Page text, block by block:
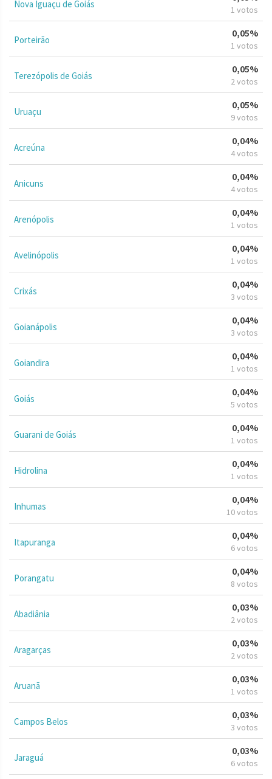
Nova Iguaçu de Goiás 1 votos
Porteirão
0,05%
1 votos
Terezópolis de Goiás
0,05%
2 votos
Uruaçu
0,05%
9 votos
Acreúna
0,04%
4 votos
Anicuns
0,04%
4 votos
Arenópolis
0,04%
1 votos
Avelinópolis
0,04%
1 votos
Crixás
0,04%
3 votos
Goianápolis
0,04%
3 votos
Goiandira
0,04%
1 votos
Goiás
0,04%
5 votos
Guarani de Goiás
0,04%
1 votos
Hidrolina
0,04%
1 votos
Inhumas
0,04%
10 votos
Itapuranga
0,04%
6 votos
Porangatu
0,04%
8 votos
Abadiânia
0,03%
2 votos
Aragarças
0,03%
2 votos
Aruanã
0,03%
1 votos
Campos Belos
0,03%
3 votos
Jaraguá
0,03%
6 votos